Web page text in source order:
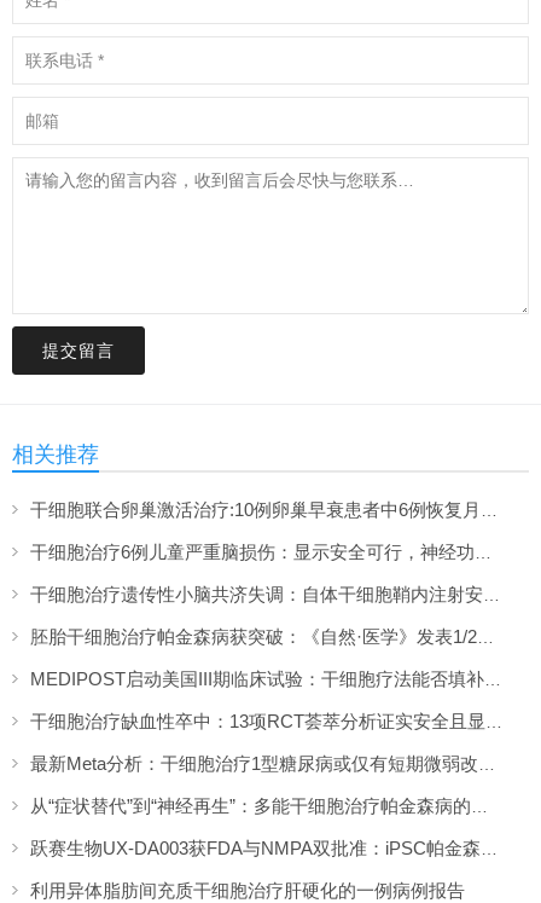
提交留言
相关推荐
利用异体脂肪间充质干细胞治疗肝硬化的一例病例报告